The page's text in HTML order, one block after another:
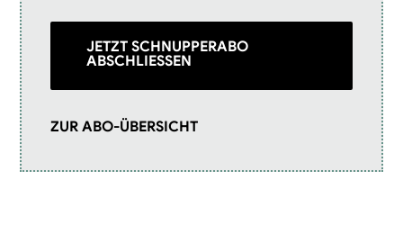
JETZT SCHNUPPERABO
ABSCHLIESSEN
ZUR ABO-ÜBERSICHT